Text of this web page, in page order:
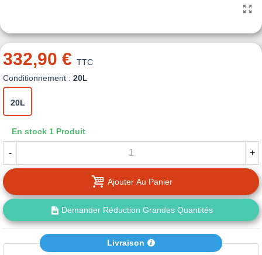
332,90 € TTC
Conditionnement : 20L
20L
En stock 1 Produit
- +
Ajouter Au Panier
Demander Réduction Grandes Quantités
Livraison